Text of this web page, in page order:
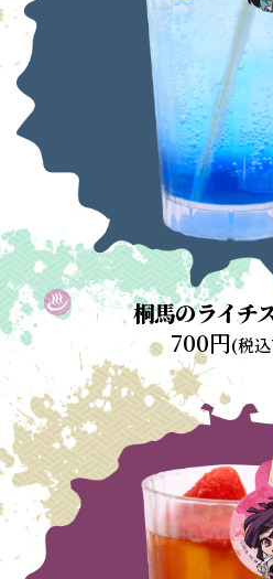
桐馬のライチ
700円(税